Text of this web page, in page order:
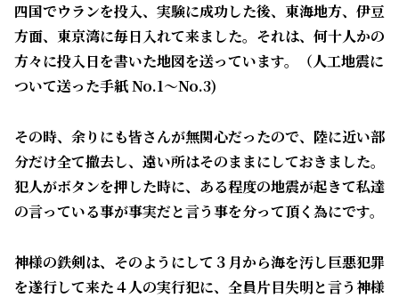
四国でウランを投入、実験に成功した後、東海地方、伊豆
方面、東京湾に毎日入れて来ました。それは、何十人かの
方々に投入日を書いた地図を送っています。（人工地震に
ついて送った手紙 No.1～No.3)
その時、余りにも皆さんが無関心だったので、陸に近い部
分だけ全て撤去し、遠い所はそのままにしておきました。
犯人がボタンを押した時に、ある程度の地震が起きて私達
の言っている事が事実だと言う事を分って頂く為にです。
神様の鉄剣は、そのようにして３月から海を汚し巨悪犯罪
を遂行して来た４人の実行犯に、全員片目失明と言う神様